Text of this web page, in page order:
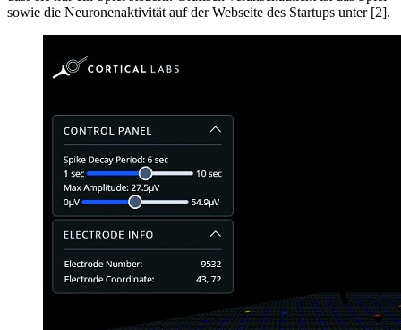
sowie die Neuronenaktivität auf der Webseite des Startups unter [2].